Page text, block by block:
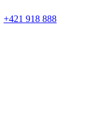
+421 918 888